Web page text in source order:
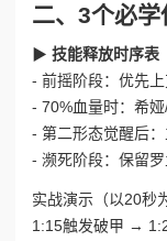
二、3个必学
▶ 技能释放时序表
- 前摇阶段：优先
- 70%血量时：希
- 第二形态觉醒后
- 濒死阶段：保留
实战演示（以20秒
1:15触发破甲 →